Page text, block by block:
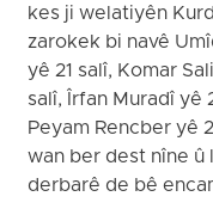
kes ji welatiyên
zarokek bi navê
yê 21 salî, Komar
salî, Îrfan Muradî yê
Peyam Rencber yê
wan ber dest nîne
derbarê de bê